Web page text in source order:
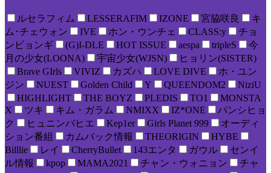
ルセラフィム LESSERAFIM IZONE 宮脇咲良
キ
ム･チェウォン
IVE ホン・ウンチェ CLASS:y
チョ
ンビョンギ
(G)I-DLE HOT ISSUE aespa tripleS
今
月の少女(LOONA)
宇宙少女(WJSN)
ヒョリン(SISTER)
Brave GIrls
VIVIZ カズハ LOVE DIVE
ホ・ユン
ジン
NUEST Golden Child Y QUEENDOM2
NiziU
HIGHLIGHT
THE BOYZ PLEDIS TO1
MONSTA
X
ツキ キム・ガラム NMIXX IZ*ONE
パンシヒョ
ク
ヒュニンバヒエ Kep1er Girls Planet 999
オーディ
ション番組
カムバック情報 THEORIGIN
HYBE
Billlie
レイ CherryBullet 143エンタ ガウル
センイ
ル情報
kpop MAMA2021 チャン・ウォニョン
チャ